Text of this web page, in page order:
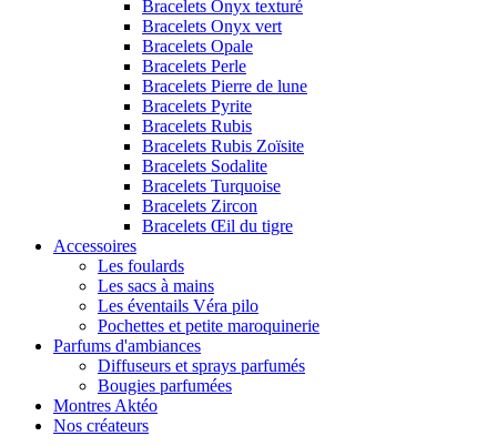
Bracelets Onyx texturé
Bracelets Onyx vert
Bracelets Opale
Bracelets Perle
Bracelets Pierre de lune
Bracelets Pyrite
Bracelets Rubis
Bracelets Rubis Zoïsite
Bracelets Sodalite
Bracelets Turquoise
Bracelets Zircon
Bracelets Œil du tigre
Accessoires
Les foulards
Les sacs à mains
Les éventails Véra pilo
Pochettes et petite maroquinerie
Parfums d'ambiances
Diffuseurs et sprays parfumés
Bougies parfumées
Montres Aktéo
Nos créateurs